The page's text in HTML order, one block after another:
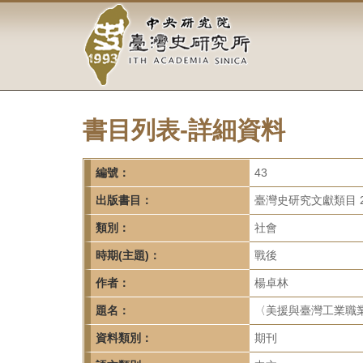
容
中
央
研
究
院-
臺
灣
史
研
究
所-
書目列表-詳細資料
編號： 43
出版書目： 臺灣史研究文獻類目
類別： 社會
時期(主題)： 戰後
作者： 楊卓林
題名： 〈美援與臺灣工業
資料類別： 期刊